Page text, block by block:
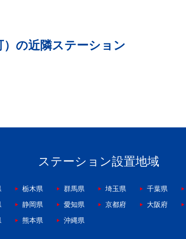
）の近隣ステーション
ステーション設置地域
栃木県 群馬県 埼玉県 千葉県
静岡県 愛知県 京都府 大阪府
熊本県 沖縄県